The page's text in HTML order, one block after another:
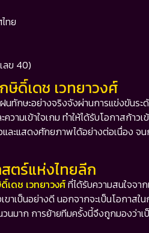
ทย
ลข 40)
ดิ์เดช เวทยาวงศ์
ทักษะอย่างจริงจังผ่านการแข่งขันระ
ามเข้าใจเกม ทำให้ได้รับโอกาสก้าว
ละแสดงศักยภาพได้อย่างต่อเนื่อง จน
ตร์แห่งไทยลีก
เดช เวทยาวงศ์ที่ได้รับความสนใจจา
เป็นอย่างดี นอกจากจะเป็นโอกาสใน
นมาก การย้ายทีมครั้งนี้จึงถูกมองว่า